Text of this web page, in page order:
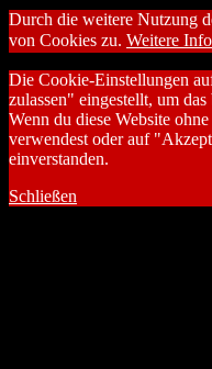
Durch die weitere Nutzung
von Cookies zu. Weitere
Die Cookie-Einstellungen
zulassen" eingestellt, um
Wenn du diese Website
verwendest oder auf
einverstanden.
Schließen